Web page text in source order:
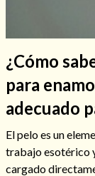
¿Cómo
para
adecuado
El pelo es un
trabajo esotérico
cargado